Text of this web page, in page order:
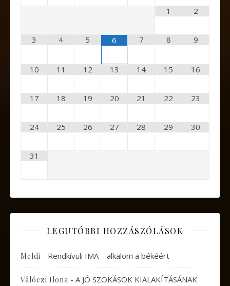
1
2
3 4 5 6 7 8 9
10 11 12 13 14 15 16
17 18 19 20 21 22 23
24 25 26 27 28 29 30
31
LEGUTÓBBI HOZZÁSZÓLÁSOK
Meldi - Rendkívüli IMA – alkalom a békéért
Válóczi Ilona - A JÓ SZOKÁSOK KIALAKÍTÁSÁNAK